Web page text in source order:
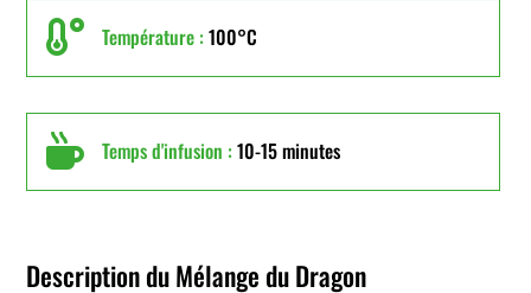
 Température : 100°C
 Temps d'infusion : 10-15 minutes
Description du Mélange du Dragon